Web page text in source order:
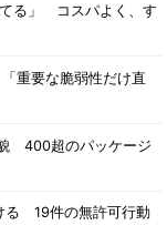
てる」 コスパよく、す
重要な脆弱性だけ直
400超のパッケージ
る 19件の無許可行動